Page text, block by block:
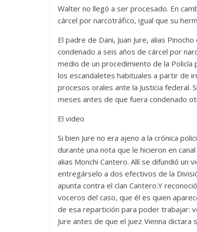
Walter no llegó a ser procesado. En
cárcel por narcotráfico, igual que su
El padre de Dani, Juan Jure, alias
condenado a seis años de cárcel por
medio de un procedimiento de la
los escandaletes habituales a partir de
procesos orales ante la Justicia federal.
meses antes de que fuera condenado
El video
Si bien Jure no era ajeno a la crónica
durante una nota que le hicieron en
alias Monchi Cantero. Allí se difundió un
entregárselo a dos efectivos de la
apunta contra el clan Cantero.Y
voceros del caso, que él es quien
de esa repartición para poder trabajar:
Jure antes de que el juez Vienna